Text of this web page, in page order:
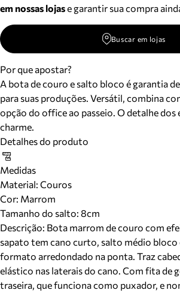
em nossas lojase garantir sua compra
Buscar em lojas
Por que apostar?
A bota de couro e salto bloco é garantia
para suas produções. Versátil, combina
opção do office ao passeio. O detalhe dos
charme.
Detalhes do produto
Medidas
Material: Couros
Cor: Marrom
Tamanho do salto: 8cm
Descrição: Bota marrom de couro com
sapato tem cano curto, salto médio bloco
formato arredondado na ponta. Traz
elástico nas laterais do cano. Com fita de
traseira, que funciona como puxador, e